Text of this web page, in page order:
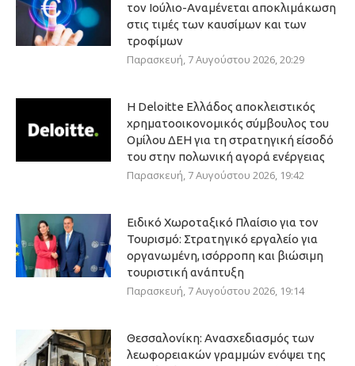
τον Ιούλιο-Αναμένεται αποκλιμάκωση
στις τιμές των καυσίμων και των
τροφίμων
Παρασκευή, 7 Αυγούστου 2026, 20:29
Η Deloitte Ελλάδος αποκλειστικός
χρηματοοικονομικός σύμβουλος του
Ομίλου ΔΕΗ για τη στρατηγική είσοδό
του στην πολωνική αγορά ενέργειας
Παρασκευή, 7 Αυγούστου 2026, 19:42
Ειδικό Χωροταξικό Πλαίσιο για τον
Τουρισμό: Στρατηγικό εργαλείο για
οργανωμένη, ισόρροπη και βιώσιμη
τουριστική ανάπτυξη
Παρασκευή, 7 Αυγούστου 2026, 19:14
Θεσσαλονίκη: Ανασχεδιασμός των
λεωφορειακών γραμμών ενόψει της